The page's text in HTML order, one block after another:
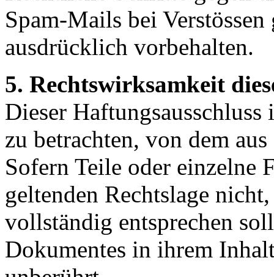
Spam-Mails bei
ausdrücklich vorbehalten.
5. Rechtswirksamkeit
Dieser Haftungsausschluss
zu betrachten, von dem
Sofern Teile oder einzelne
geltenden Rechtslage
vollständig entsprechen
Dokumentes in ihrem